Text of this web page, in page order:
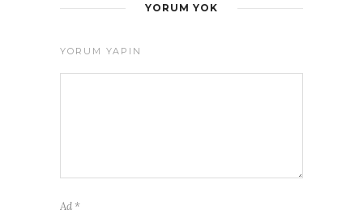
YORUM YOK
YORUM YAPIN
Ad *